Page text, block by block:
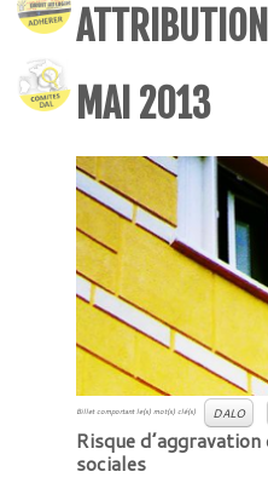
MAI 2013
Billet comportant le(s) mot(s) clé(s) DALO
Risque
sociales